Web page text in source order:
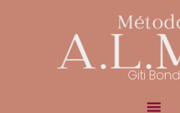
Giti Bond